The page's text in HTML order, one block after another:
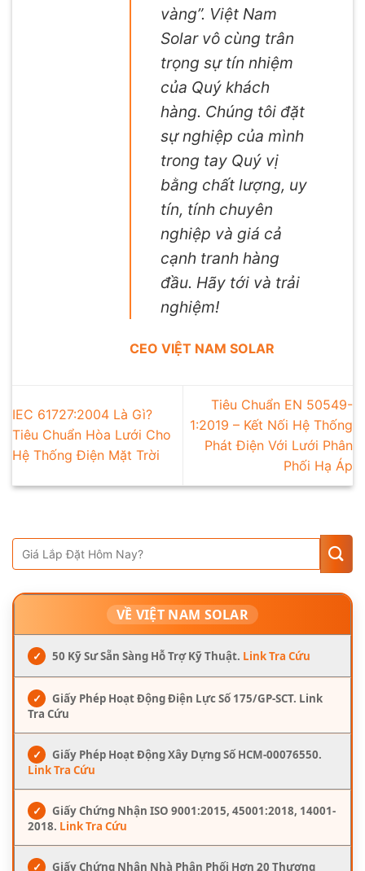
vàng”. Việt Nam
Solar vô cùng trân
trọng sự tín nhiệm
của Quý khách
hàng. Chúng tôi đặt
sự nghiệp của mình
trong tay Quý vị
bằng chất lượng, uy
tín, tính chuyên
nghiệp và giá cả
cạnh tranh hàng
đầu. Hãy tới và trải
nghiệm!
CEO VIỆT NAM SOLAR
IEC 61727:2004 Là Gì?
Tiêu Chuẩn Hòa Lưới Cho
Hệ Thống Điện Mặt Trời
Tiêu Chuẩn EN 50549-
1:2019 – Kết Nối Hệ Thống
Phát Điện Với Lưới Phân
Phối Hạ Áp
VỀ VIỆT NAM SOLAR
✓ 50 Kỹ Sư Sẵn Sàng Hỗ Trợ Kỹ Thuật. Link Tra Cứu
✓
Giấy Phép Hoạt Động Điện Lực Số 175/GP-SCT. Link
Tra Cứu
✓
Giấy Phép Hoạt Động Xây Dựng Số HCM-00076550.
Link Tra Cứu
✓
Giấy Chứng Nhận ISO 9001:2015, 45001:2018, 14001-
2018. Link Tra Cứu
✓ Giấy Chứng Nhận Nhà Phân Phối Hơn 20 Thương